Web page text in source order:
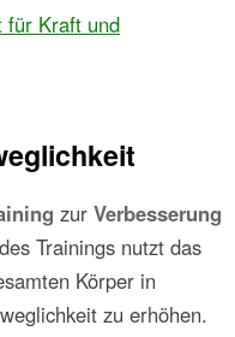
für Kraft und
zur Verbesserung
Trainings nutzt das
Körper in
zu erhöhen.